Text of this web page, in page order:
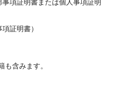
項証明書または個人事項証明
証明書）
も含みます。